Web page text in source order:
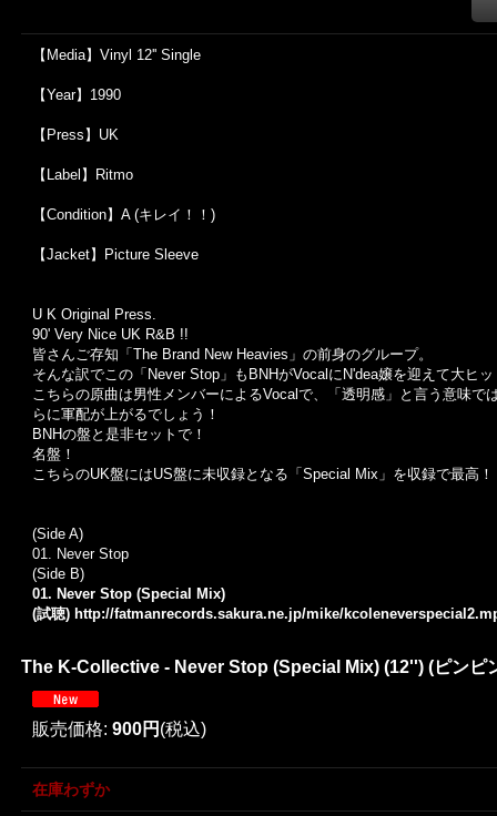
【Media】Vinyl 12'' Single
【Year】1990
【Press】UK
【Label】Ritmo
【Condition】A (キレイ！！)
【Jacket】Picture Sleeve
U K Original Press.
90' Very Nice UK R&B !!
皆さんご存知「The Brand New Heavies」の前身のグループ。
そんな訳でこの「Never Stop」もBNHがVocalにN'dea嬢を迎えて大ヒ
こちらの原曲は男性メンバーによるVocalで、「透明感」と言う意味
らに軍配が上がるでしょう！
BNHの盤と是非セットで！
名盤！
こちらのUK盤にはUS盤に未収録となる「Special Mix」を収録で最高！
(Side A)
01. Never Stop
(Side B)
01. Never Stop (Special Mix)
(試聴) http://fatmanrecords.sakura.ne.jp/mike/
The K-Collective - Never Stop (Special Mix) (12'') (ピンピ
販売価格: 900円 (税込)
在庫わずか